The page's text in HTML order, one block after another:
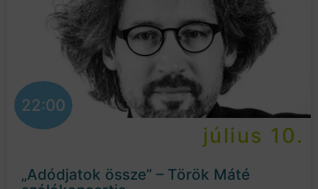
22:00
július 10.
„Adódjatok össze” – Török Máté